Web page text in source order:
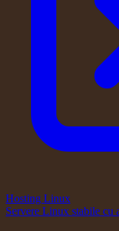
Hosting Linux
Servere Linux stabile cu